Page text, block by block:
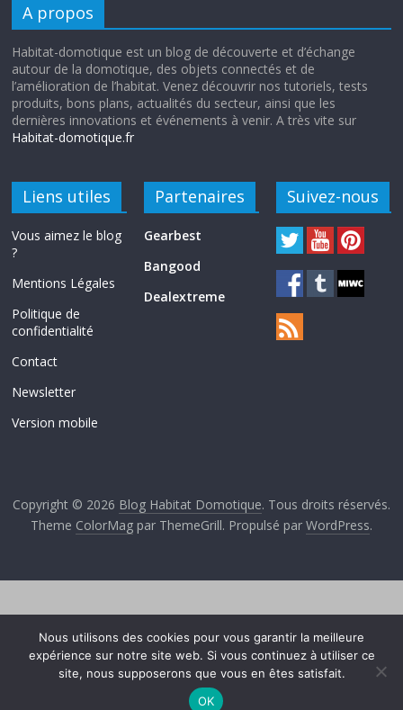
A propos
Habitat-domotique est un blog de découverte et d’échange
autour de la domotique, des objets connectés et de
l’amélioration de l’habitat. Venez découvrir nos tutoriels, tests
produits, bons plans, actualités du secteur, ainsi que les
dernières innovations et événements à venir. A très vite sur
Habitat-domotique.fr
Liens utiles
Vous aimez le blog
?
Mentions Légales
Politique de
confidentialité
Contact
Newsletter
Version mobile
Partenaires
Gearbest
Bangood
Dealextreme
Suivez-nous
Copyright © 2026 Blog Habitat Domotique. Tous droits réservés.
Theme ColorMagpar ThemeGrill. Propulsé par WordPress.
Nous utilisons des cookies pour vous garantir la meilleure
expérience sur notre site web. Si vous continuez à utiliser ce
site, nous supposerons que vous en êtes satisfait.
OK